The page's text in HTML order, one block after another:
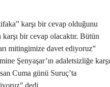
karşı bir cevap olduğunu
bir cevap olacaktır. Bütün
mitingimize davet ediyoruz”
Şenyaşar’ın adaletsizliğe karşı
Cuma günü Suruç’ta
dedi.